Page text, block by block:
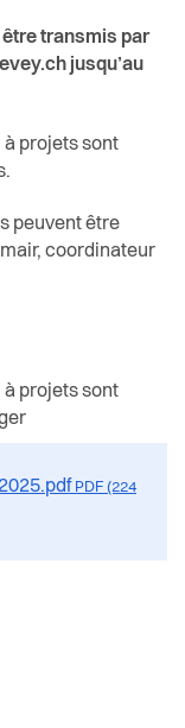
transmis par
jusqu’au
à projets sont
peuvent être
coordinateur
à projets sont
PDF (224